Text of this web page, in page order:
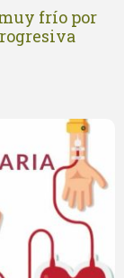
frío por